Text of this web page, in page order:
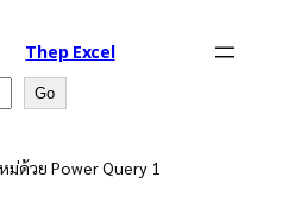
Thep Excel
Go